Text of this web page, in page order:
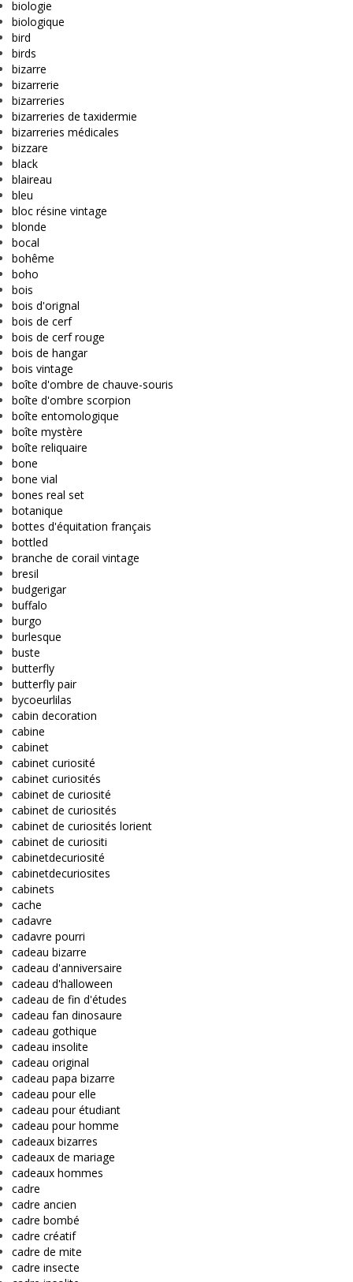
biologie
biologique
bird
birds
bizarre
bizarrerie
bizarreries
bizarreries de taxidermie
bizarreries médicales
bizzare
black
blaireau
bleu
bloc résine vintage
blonde
bocal
bohême
boho
bois
bois d'orignal
bois de cerf
bois de cerf rouge
bois de hangar
bois vintage
boîte d'ombre de chauve-souris
boîte d'ombre scorpion
boîte entomologique
boîte mystère
boîte reliquaire
bone
bone vial
bones real set
botanique
bottes d'équitation français
bottled
branche de corail vintage
bresil
budgerigar
buffalo
burgo
burlesque
buste
butterfly
butterfly pair
bycoeurlilas
cabin decoration
cabine
cabinet
cabinet curiosité
cabinet curiosités
cabinet de curiosité
cabinet de curiosités
cabinet de curiosités lorient
cabinet de curiositi
cabinetdecuriosité
cabinetdecuriosites
cabinets
cache
cadavre
cadavre pourri
cadeau bizarre
cadeau d'anniversaire
cadeau d'halloween
cadeau de fin d'études
cadeau fan dinosaure
cadeau gothique
cadeau insolite
cadeau original
cadeau papa bizarre
cadeau pour elle
cadeau pour étudiant
cadeau pour homme
cadeaux bizarres
cadeaux de mariage
cadeaux hommes
cadre
cadre ancien
cadre bombé
cadre créatif
cadre de mite
cadre insecte